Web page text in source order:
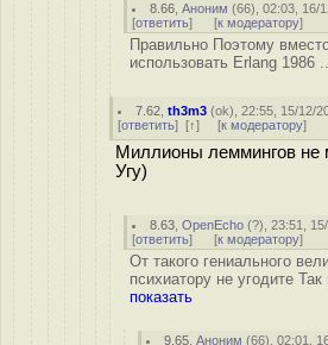
8.66 ,Аноним (66), 02:03, 16/
[ответить] [к модератору]
Правильно Поэтому
использовать Erlang 1986
7.62 ,th3m3 (ok), 22:55, 15/12/
[ответить] [↑] [к модератору]
Миллионы леммингов не
Угу)
8.63 ,OpenEcho (?), 23:51,
[ответить] [к модератору]
От такого гениального
психиатору не угодите Так
показать
9.65 ,Аноним (66), 02:01,